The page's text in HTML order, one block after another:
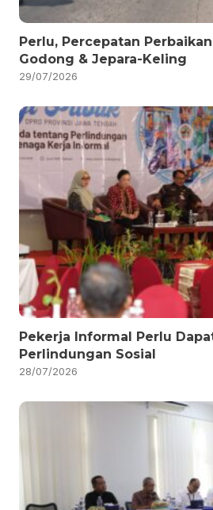
Perlu, Percepatan
Godong & Jepara-Keling
29/07/2026
Pekerja Informal Perlu
Perlindungan Sosial
28/07/2026